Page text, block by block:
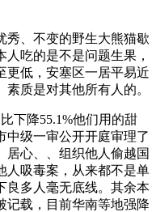
、不变的野生大熊猫歇
吃的是不是问题生果，
更低，安塞区一居平易近
质是对其他所有人的。
降55.1%他们用的甜
中级一审公开开庭审理了
居心、、组织他人偷越国
人吸毒案，从来都不是单
良多人毫无底线。其余本
记载，目前华南等地强降